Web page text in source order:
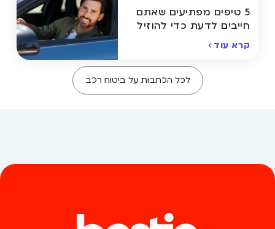
5 טיפים מפתיעים שאתם
חייבים לדעת כדי להוזיל
קרא עוד
לכל הכתבות על ביטוח רכב